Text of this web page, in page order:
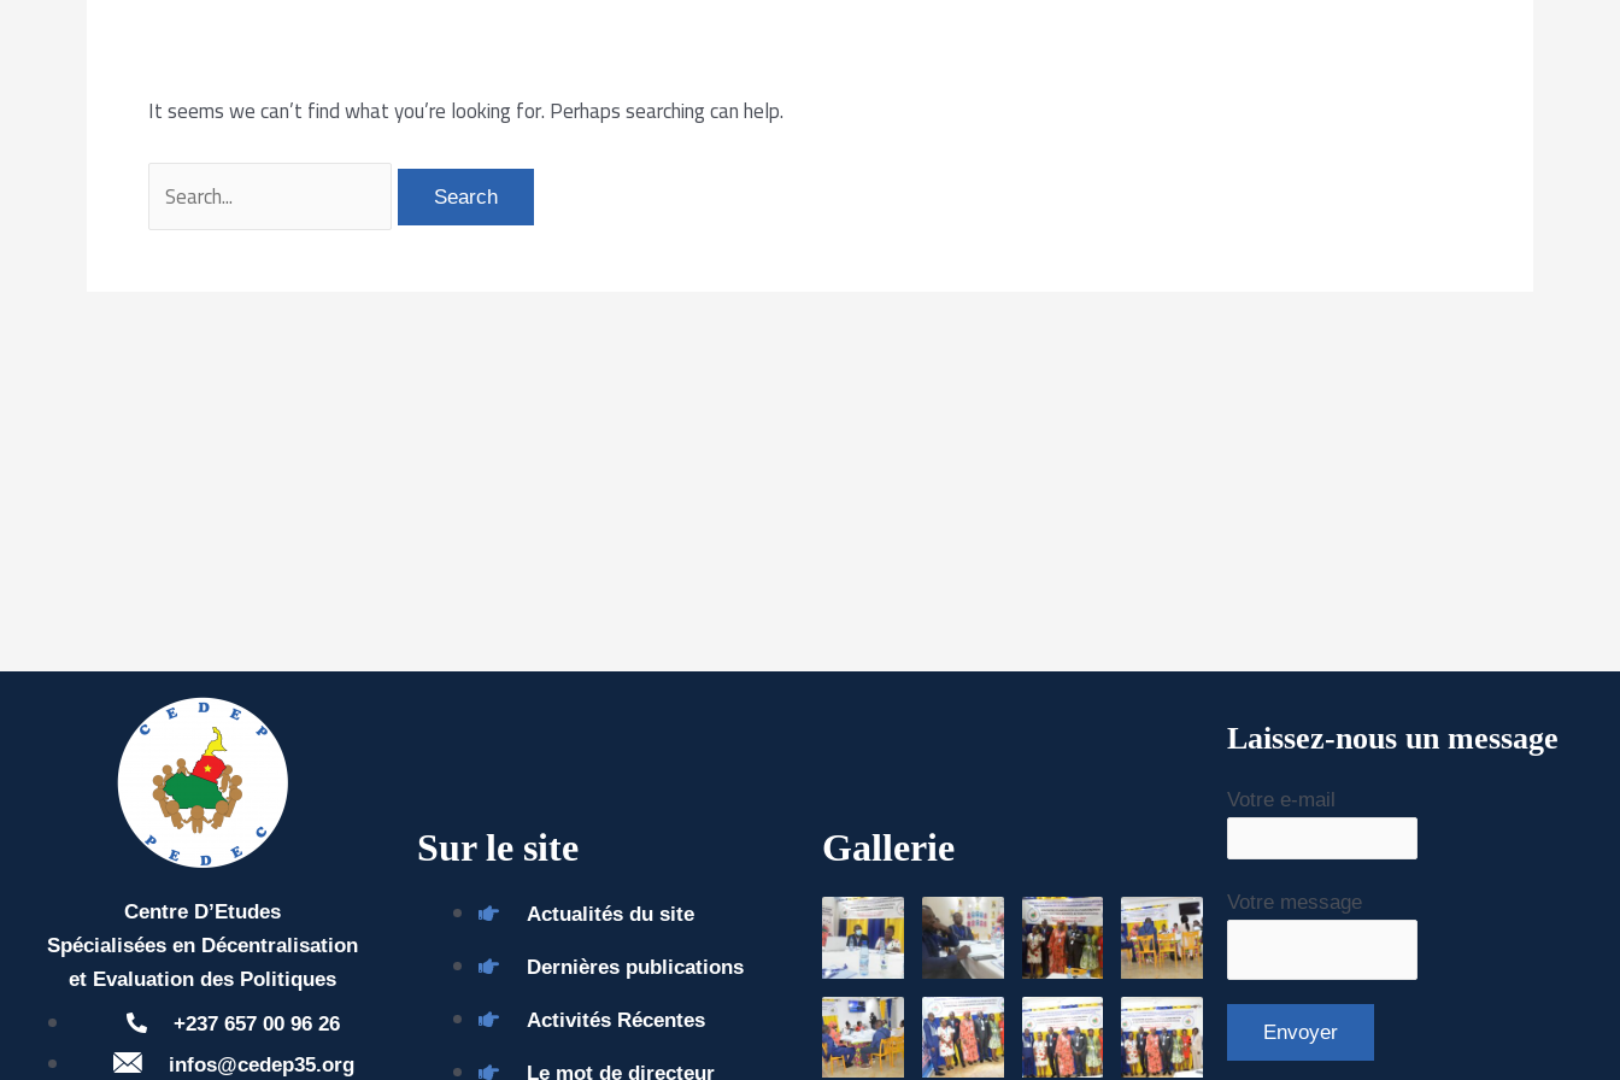
It seems we can’t find what you’re looking for. Perhaps searching can help.
Centre D’Etudes
Spécialisées en Décentralisation
et Evaluation des Politiques
+237 657 00 96 26
infos@cedep35.org
Sur le site
Actualités du site
Dernières publications
Activités Récentes
Le mot de directeur
Gallerie
Laissez-nous un message
Votre e-mail
Votre message